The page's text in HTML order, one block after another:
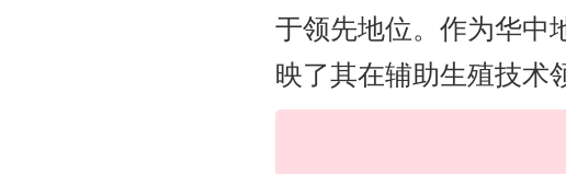
于领先地位。作为华中
映了其在辅助生殖技术